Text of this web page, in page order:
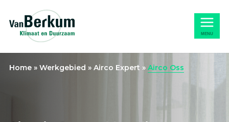
hoofdinhoud
Home
MENU
Home» Werkgebied » Airco Expert » Airco Oss